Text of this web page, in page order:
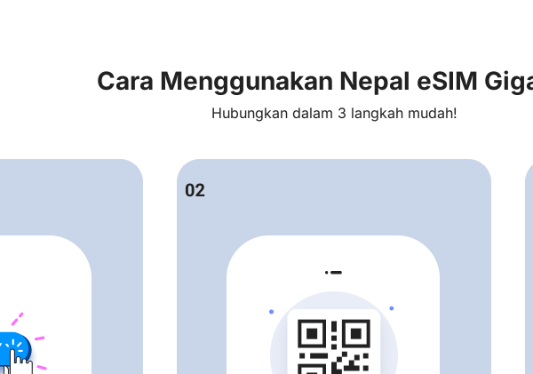
Cara Menggunakan Nepal eSIM
Hubungkan dalam 3 langkah mudah!